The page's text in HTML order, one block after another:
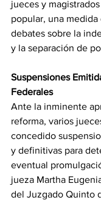
jueces y
popular, una
debates sobre la
y la separación de
Suspensiones
Federales
Ante la inminente
reforma, varios
concedido
y definitivas para
eventual
jueza Martha
del Juzgado Quinto